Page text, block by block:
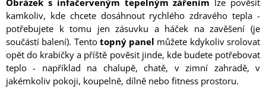
Obrázek s infačerveným tepelným zářením lze pověsit
kamkoliv, kde chcete dosáhnout rychlého zdravého tepla -
potřebujete k tomu jen zásuvku a háček na zavěšení (je
součástí balení). Tento topný panel můžete kdykoliv srolovat
opět do krabičky a příště pověsit jinde, kde budete potřebovat
teplo - například na chalupě, chatě, v zimní zahradě, v
jakémkoliv pokoji, koupelně, dílně nebo fitness prostoru.
D
O
P
O
R
U
Č